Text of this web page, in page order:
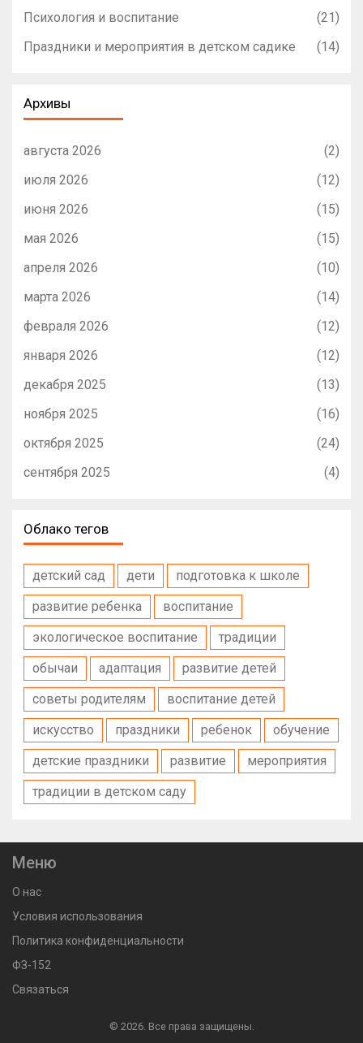
Психология и воспитание
(21)
Праздники и мероприятия в детском садике
(14)
Архивы
августа 2026
(2)
июля 2026
(12)
июня 2026
(15)
мая 2026
(15)
апреля 2026
(10)
марта 2026
(14)
февраля 2026
(12)
января 2026
(12)
декабря 2025
(13)
ноября 2025
(16)
октября 2025
(24)
сентября 2025
(4)
Облако тегов
детский сад дети
подготовка к школе
развитие ребенка
воспитание
экологическое воспитание
традиции
обычаи
адаптация
развитие детей
советы родителям
воспитание детей
искусство
праздники ребенок
обучение
детские праздники
развитие
мероприятия
традиции в детском саду
Меню
О нас
Условия использования
Политика конфиденциальности
ФЗ-152
Связаться
© 2026. Все права защищены.